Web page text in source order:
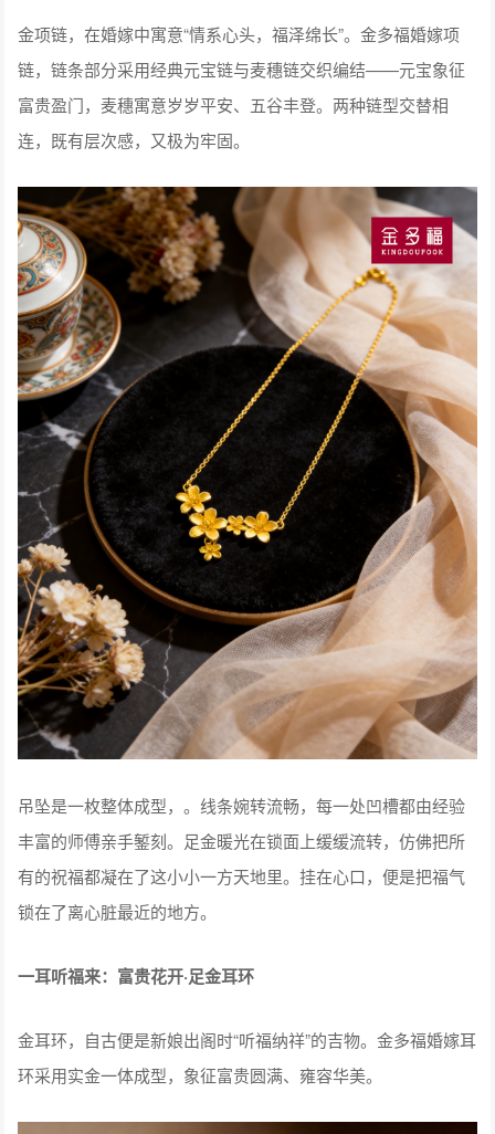
金项链，在婚嫁中寓意“情系心头，福泽绵长”。金多福婚嫁项
链，链条部分采用经典元宝链与麦穗链交织编结——元宝象征
富贵盈门，麦穗寓意岁岁平安、五谷丰登。两种链型交替相
连，既有层次感，又极为牢固。
吊坠是一枚整体成型，。线条婉转流畅，每一处凹槽都由经验
丰富的师傅亲手錾刻。足金暖光在锁面上缓缓流转，仿佛把所
有的祝福都凝在了这小小一方天地里。挂在心口，便是把福气
锁在了离心脏最近的地方。
一耳听福来：富贵花开·足金耳环
金耳环，自古便是新娘出阁时“听福纳祥”的吉物。金多福婚嫁耳
环采用实金一体成型，象征富贵圆满、雍容华美。